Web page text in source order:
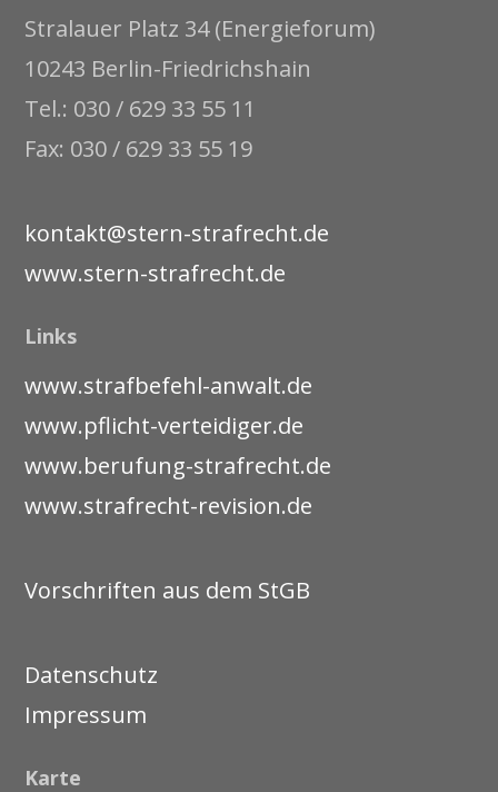
Stralauer Platz 34 (Energieforum)
10243 Berlin-Friedrichshain
Tel.: 030 / 629 33 55 11
Fax: 030 / 629 33 55 19
kontakt@stern-strafrecht.de
www.stern-strafrecht.de
Links
www.strafbefehl-anwalt.de
www.pflicht-verteidiger.de
www.berufung-strafrecht.de
www.strafrecht-revision.de
Vorschriften aus dem StGB
Datenschutz
Impressum
Karte